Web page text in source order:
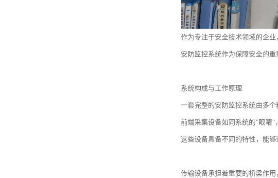
作为专注于安全技术领域的企
安防监控系统作为保障安全的
系统构成与工作原理
一套完整的安防监控系统由多个
前端采集设备如同系统的"眼睛"
这些设备具备不同的特性，能够
传输设备承担着重要的桥梁作